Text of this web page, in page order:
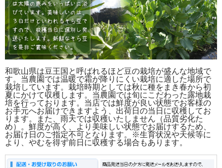
和歌山県は豆王国と呼ばれるほど豆の栽培が盛んな地域で
す。当農園では温暖で霜が降りにくい栽培に適した場所で
栽培しています。栽培時期としては秋に種をまき春から初
夏にかけて収穫します。当農園では旬にこだわった露地栽
培を行っております。当店では鮮度が良い状態でお客様の
お手元へお届けできますよう、出荷日の当日に収穫してお
ります。また、雨天では収穫いたしません（品質劣化た
め）。鮮度が高く、より美味しい状態でお届けするため、
お届け日のご指定不可となります。※生育状況や天候等に
より、やむを得ず前日に収穫する場合もあります。